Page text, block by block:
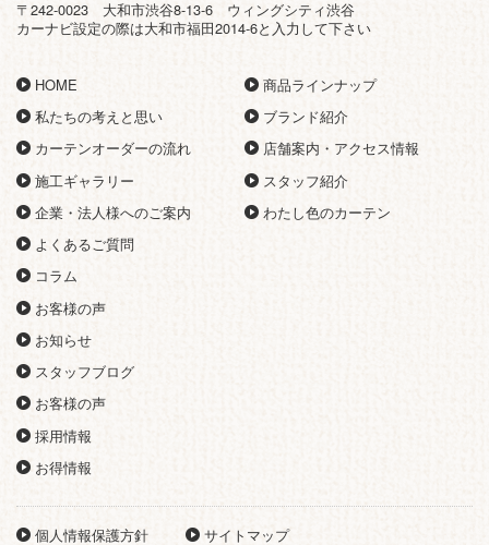
〒242-0023 大和市渋谷8-13-6 ウィングシティ渋谷
カーナビ設定の際は大和市福田2014-6と入力して下さい
HOME
私たちの考えと思い
カーテンオーダーの流れ
施工ギャラリー
企業・法人様へのご案内
よくあるご質問
コラム
商品ラインナップ
ブランド紹介
店舗案内・アクセス情報
スタッフ紹介
わたし色のカーテン
お客様の声
お知らせ
スタッフブログ
お客様の声
採用情報
お得情報
個人情報保護方針 サイトマップ